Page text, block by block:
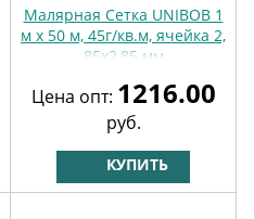
Малярная Сетка UNIBOB 1
м х 50 м, 45г/кв.м, ячейка 2,
85х2,85 мм
Цена опт: 1216.00
руб.
КУПИТЬ